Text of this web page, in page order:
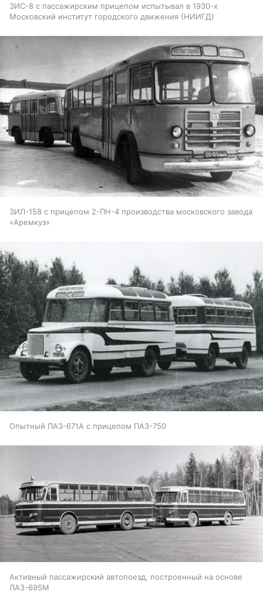
ЗИС-8 с пассажирским прицепом испытывал в 1930-х
Московский институт городского движения (НИИГД)
ЗИЛ-158 с прицепом 2-ПН-4 производства московского завода
«Аремкуз»
Опытный ПАЗ-671А с прицепом ПАЗ-750
Активный пассажирский автопоезд, построенный на основе
ЛАЗ-695М